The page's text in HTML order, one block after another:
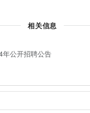
相关信息
年公开招聘公告